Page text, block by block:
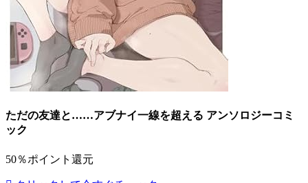
ただの友達と……アブナイ一線を超える アンソロジーコミ
ック
50％ポイント還元